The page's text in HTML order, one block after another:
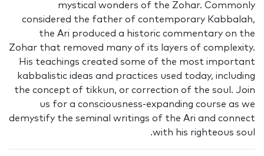
mystical wonders of the Zohar. Commonly
considered the father of contemporary Kabbalah,
the Ari produced a historic commentary on the
Zohar that removed many of its layers of complexity.
His teachings created some of the most important
kabbalistic ideas and practices used today, including
the concept of tikkun, or correction of the soul. Join
us for a consciousness-expanding course as we
demystify the seminal writings of the Ari and connect
with his righteous soul.